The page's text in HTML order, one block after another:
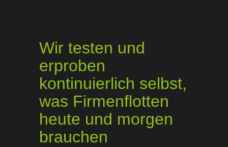
Wir testen und
erproben
kontinuierlich selbst,
was Firmenflotten
heute und morgen
brauchen